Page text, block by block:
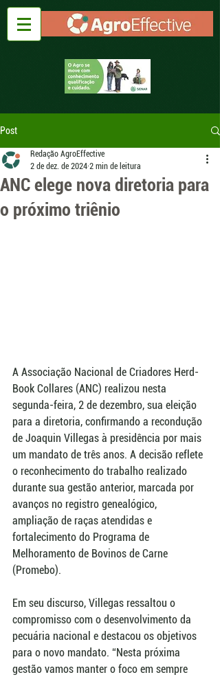
Post
ANC elege nova diretoria para
o próximo triênio
Redação AgroEffective
2 de dez. de 2024 2 min de leitura
A Associação Nacional de Criadores Herd-
Book Collares (ANC) realizou nesta
segunda-feira, 2 de dezembro, sua eleição
para a diretoria, confirmando a recondução
de Joaquin Villegas à presidência por mais
um mandato de três anos. A decisão reflete
o reconhecimento do trabalho realizado
durante sua gestão anterior, marcada por
avanços no registro genealógico,
ampliação de raças atendidas e
fortalecimento do Programa de
Melhoramento de Bovinos de Carne
(Promebo).
Em seu discurso, Villegas ressaltou o
compromisso com o desenvolvimento da
pecuária nacional e destacou os objetivos
para o novo mandato. “Nesta próxima
gestão vamos manter o foco em sempre